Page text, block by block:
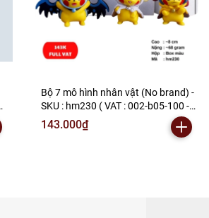
Bộ 7 mô hình nhân vật (No brand) -
SKU : hm230 ( VAT : 002-b05-100 -
N2-B1-S3
143.000₫